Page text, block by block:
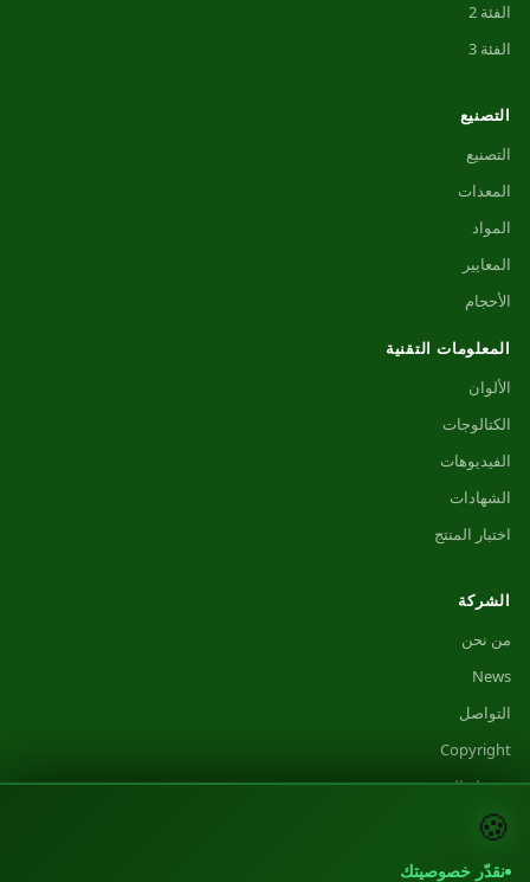
الفئة 2
الفئة 3
التصنيع
التصنيع
المعدات
المواد
المعايير
الأحجام
المعلومات التقنية
الألوان
الكتالوجات
الفيديوهات
الشهادات
اختبار المنتج
الشركة
من نحن
News
التواصل
Copyright
خريطة الموقع
🍪
نقدّر خصوصيتك